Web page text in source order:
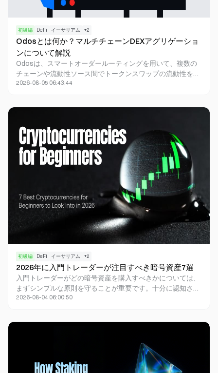
初級編 DeFi イーサリアム +2
Odosとは何か？マルチチェーンDEXアグリゲーショ
ンについて解説
Odosは、スマートオーダールーティングを用いて、複数の
チェーンや流動性ソース間でトークンスワップの流動性を比
較する分散型取引所アグリゲーターでした。運営会社は2026
合があります。ソーシャルログインウォレットを利用してい
るユーザーは、必ず公式リカバリーガイダンスのみをフォロ
ーしてください。
2026-08-05 06:43:44
初級編 DeFi イーサリアム +2
2026年に入門トレーダーが注目すべき暗号資産7選
入門トレーダーがどの暗号資産を購入すべきかについては、
まずシンプルな原則を守ることが重要です。十分に認知さ
れ、理解されているデジタル資産に絞り、投機的な銘柄を探
2026-08-04 06:00:50